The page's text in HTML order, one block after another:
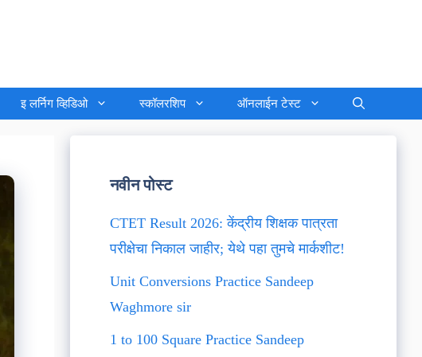
इ लर्निग व्हिडिओ स्कॉलरशिप ऑनलाईन टेस्ट
नवीन पोस्ट
CTET Result 2026: केंद्रीय शिक्षक पात्रता
परीक्षेचा निकाल जाहीर; येथे पहा तुमचे मार्कशीट!
Unit Conversions Practice Sandeep
Waghmore sir
1 to 100 Square Practice Sandeep